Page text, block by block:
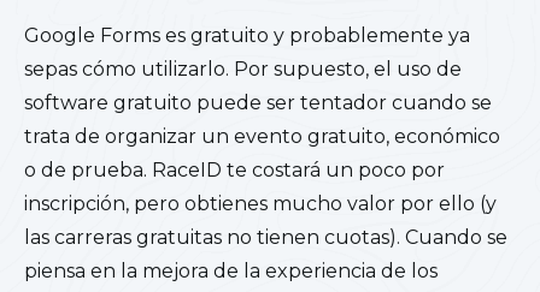
Google Forms es gratuito y probablemente ya
sepas cómo utilizarlo. Por supuesto, el uso de
software gratuito puede ser tentador cuando se
trata de organizar un evento gratuito, económico
o de prueba. RaceID te costará un poco por
inscripción, pero obtienes mucho valor por ello (y
las carreras gratuitas no tienen cuotas). Cuando se
piensa en la mejora de la experiencia de los